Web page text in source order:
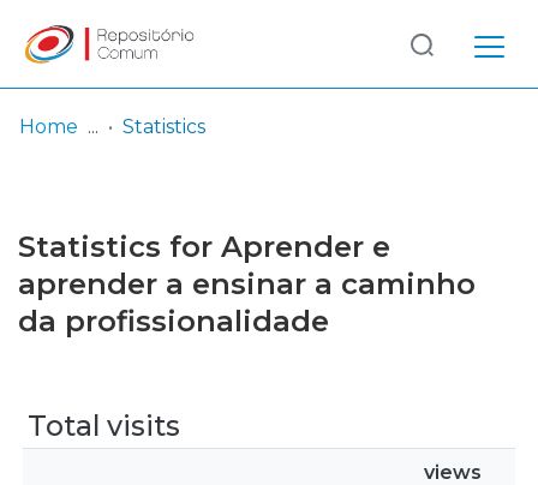
Browse repository
Entities
Log
In
(current)
Home Statistics
Statistics for Aprender e
aprender a ensinar a caminho
da profissionalidade
Total visits
views